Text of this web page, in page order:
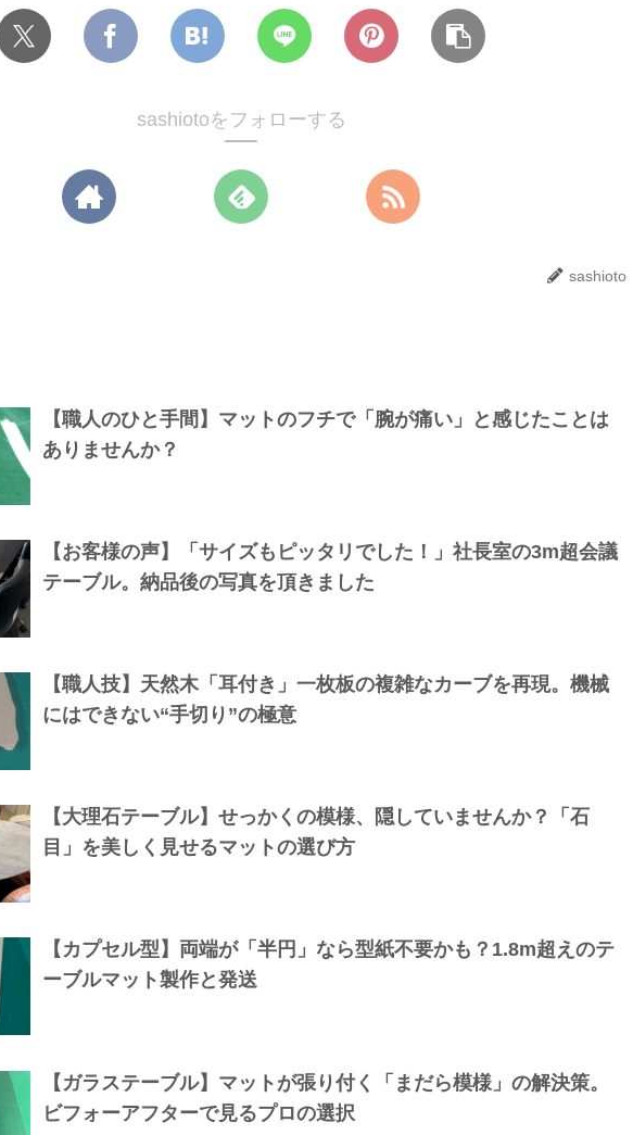
sashiotoをフォローする
sashioto
【職人のひと手間】マットのフチで「腕が痛い」と感じたことは
ありませんか？
【お客様の声】「サイズもピッタリでした！」社長室の3m超会議
テーブル。納品後の写真を頂きました
【職人技】天然木「耳付き」一枚板の複雑なカーブを再現。機械
にはできない“手切り”の極意
【大理石テーブル】せっかくの模様、隠していませんか？「石
目」を美しく見せるマットの選び方
【カプセル型】両端が「半円」なら型紙不要かも？1.8m超えのテ
ーブルマット製作と発送
【ガラステーブル】マットが張り付く「まだら模様」の解決策。
ビフォーアフターで見るプロの選択